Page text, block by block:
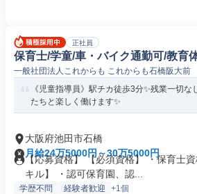
正社員
保育士/学童/車・バイク通勤可/教育
一般社団法人これからも これからも石橋阪大前
《児童指導員》駅チカ徒歩3分✨残業一切な
たちと楽しく働けます✨
大阪府池田市石橋
月給24万5000円～30万5000円
【応募資格】 【必須資格】 ・保育士
キル】 ・認可保育園、認...
学歴不問 経験者歓迎 +1個